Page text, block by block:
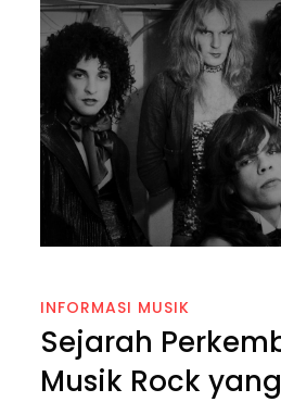
INFORMASI MUSIK
Sejarah
Musik Rock